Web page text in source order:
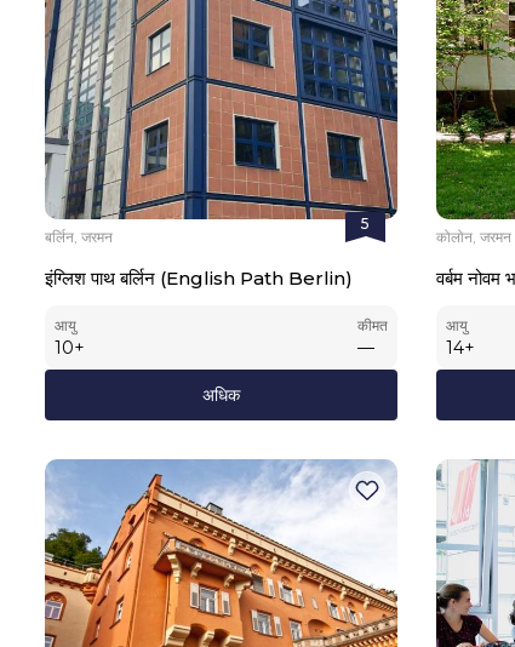
5
बर्लिन, जरमन
इंग्लिश पाथ बर्लिन (English Path Berlin)
आयु
10+
कीमत
—
अधिक
कोलोन, जरमन
वर्बम नोवम
आयु
14+